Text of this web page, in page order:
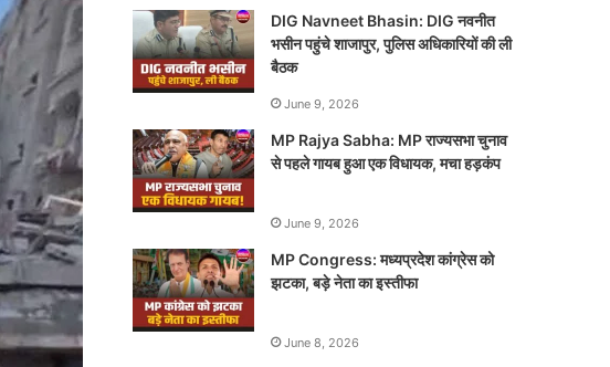
DIG Navneet Bhasin: DIG नवनीत
भसीन पहुंचे शाजापुर, पुलिस अधिकारियों की ली
बैठक
June 9, 2026
MP Rajya Sabha: MP राज्यसभा चुनाव
से पहले गायब हुआ एक विधायक, मचा हड़कंप
June 9, 2026
MP Congress: मध्यप्रदेश कांग्रेस को
झटका, बड़े नेता का इस्तीफा
June 8, 2026